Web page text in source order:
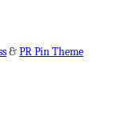
&PR Pin Theme